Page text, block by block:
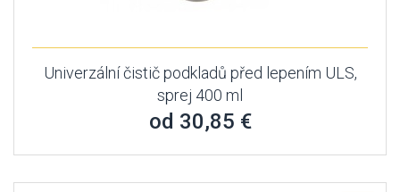
Univerzální čistič podkladů před lepením ULS,
sprej 400 ml
od 30,85 €